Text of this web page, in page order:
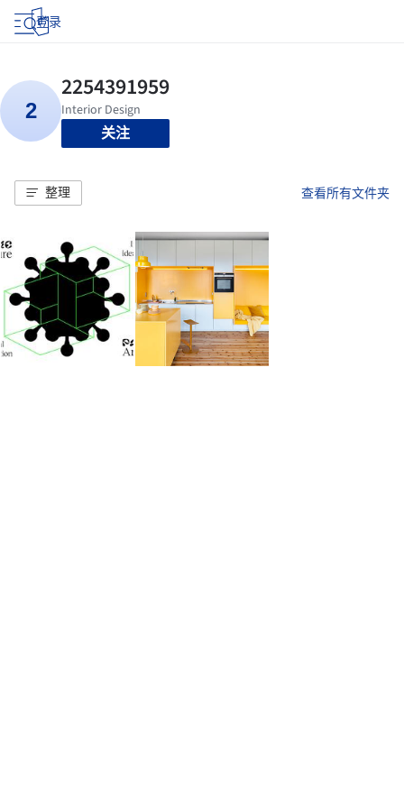
登录
关注
整理 查看所有文件夹